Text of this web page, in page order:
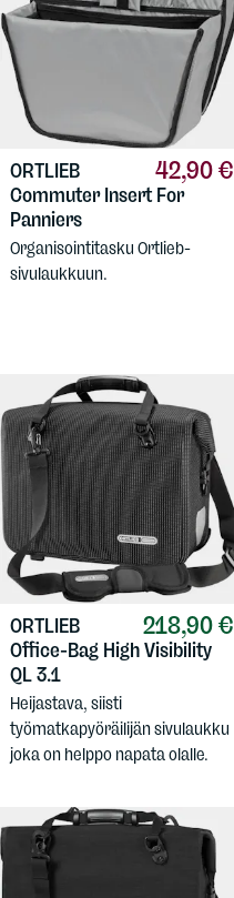
42,90 €
ORTLIEB
Commuter Insert For
Panniers
Organisointitasku Ortlieb-
sivulaukkuun.
218,90 €
ORTLIEB
Office-Bag High Visibility
QL 3.1
Heijastava, siisti
työmatkapyöräilijän sivulaukku
joka on helppo napata olalle.